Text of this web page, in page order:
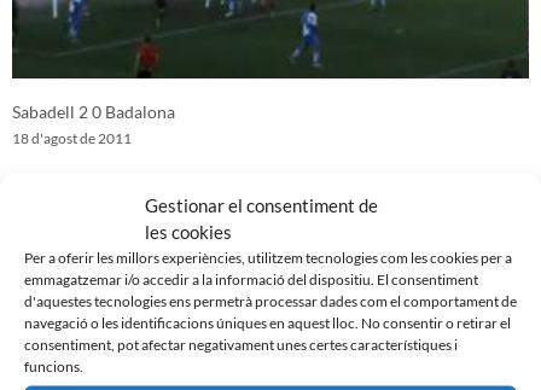
Gestionar el consentiment de
les cookies
Per a oferir les millors experiències, utilitzem tecnologies com les cookies per a
emmagatzemar i/o accedir a la informació del dispositiu. El consentiment
d'aquestes tecnologies ens permetrà processar dades com el comportament de
navegació o les identificacions úniques en aquest lloc. No consentir o retirar el
consentiment, pot afectar negativament unes certes característiques i
funcions.
Sabadell 2 0 Badalona
18 d'agost de 2011